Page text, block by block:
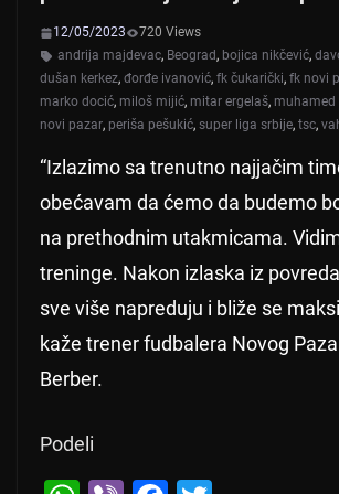
12/05/2023
720 Views
andrija majdevac, Beograd, bojica nikčević,
dušan kerkez, đorđe ivanović, fk čukarički, fk novi
marko docić, miloš mijić, mitar ergelaš,
novi pazar, periša pešukić, super liga srbije, tsc,
“Izlazimo sa trenutno najjačim
obećavam da ćemo da budemo
na prethodnim utakmicama.
treninge. Nakon izlaska iz
sve više napreduju i bliže se
kaže trener fudbalera Novog
Berber.
Podeli